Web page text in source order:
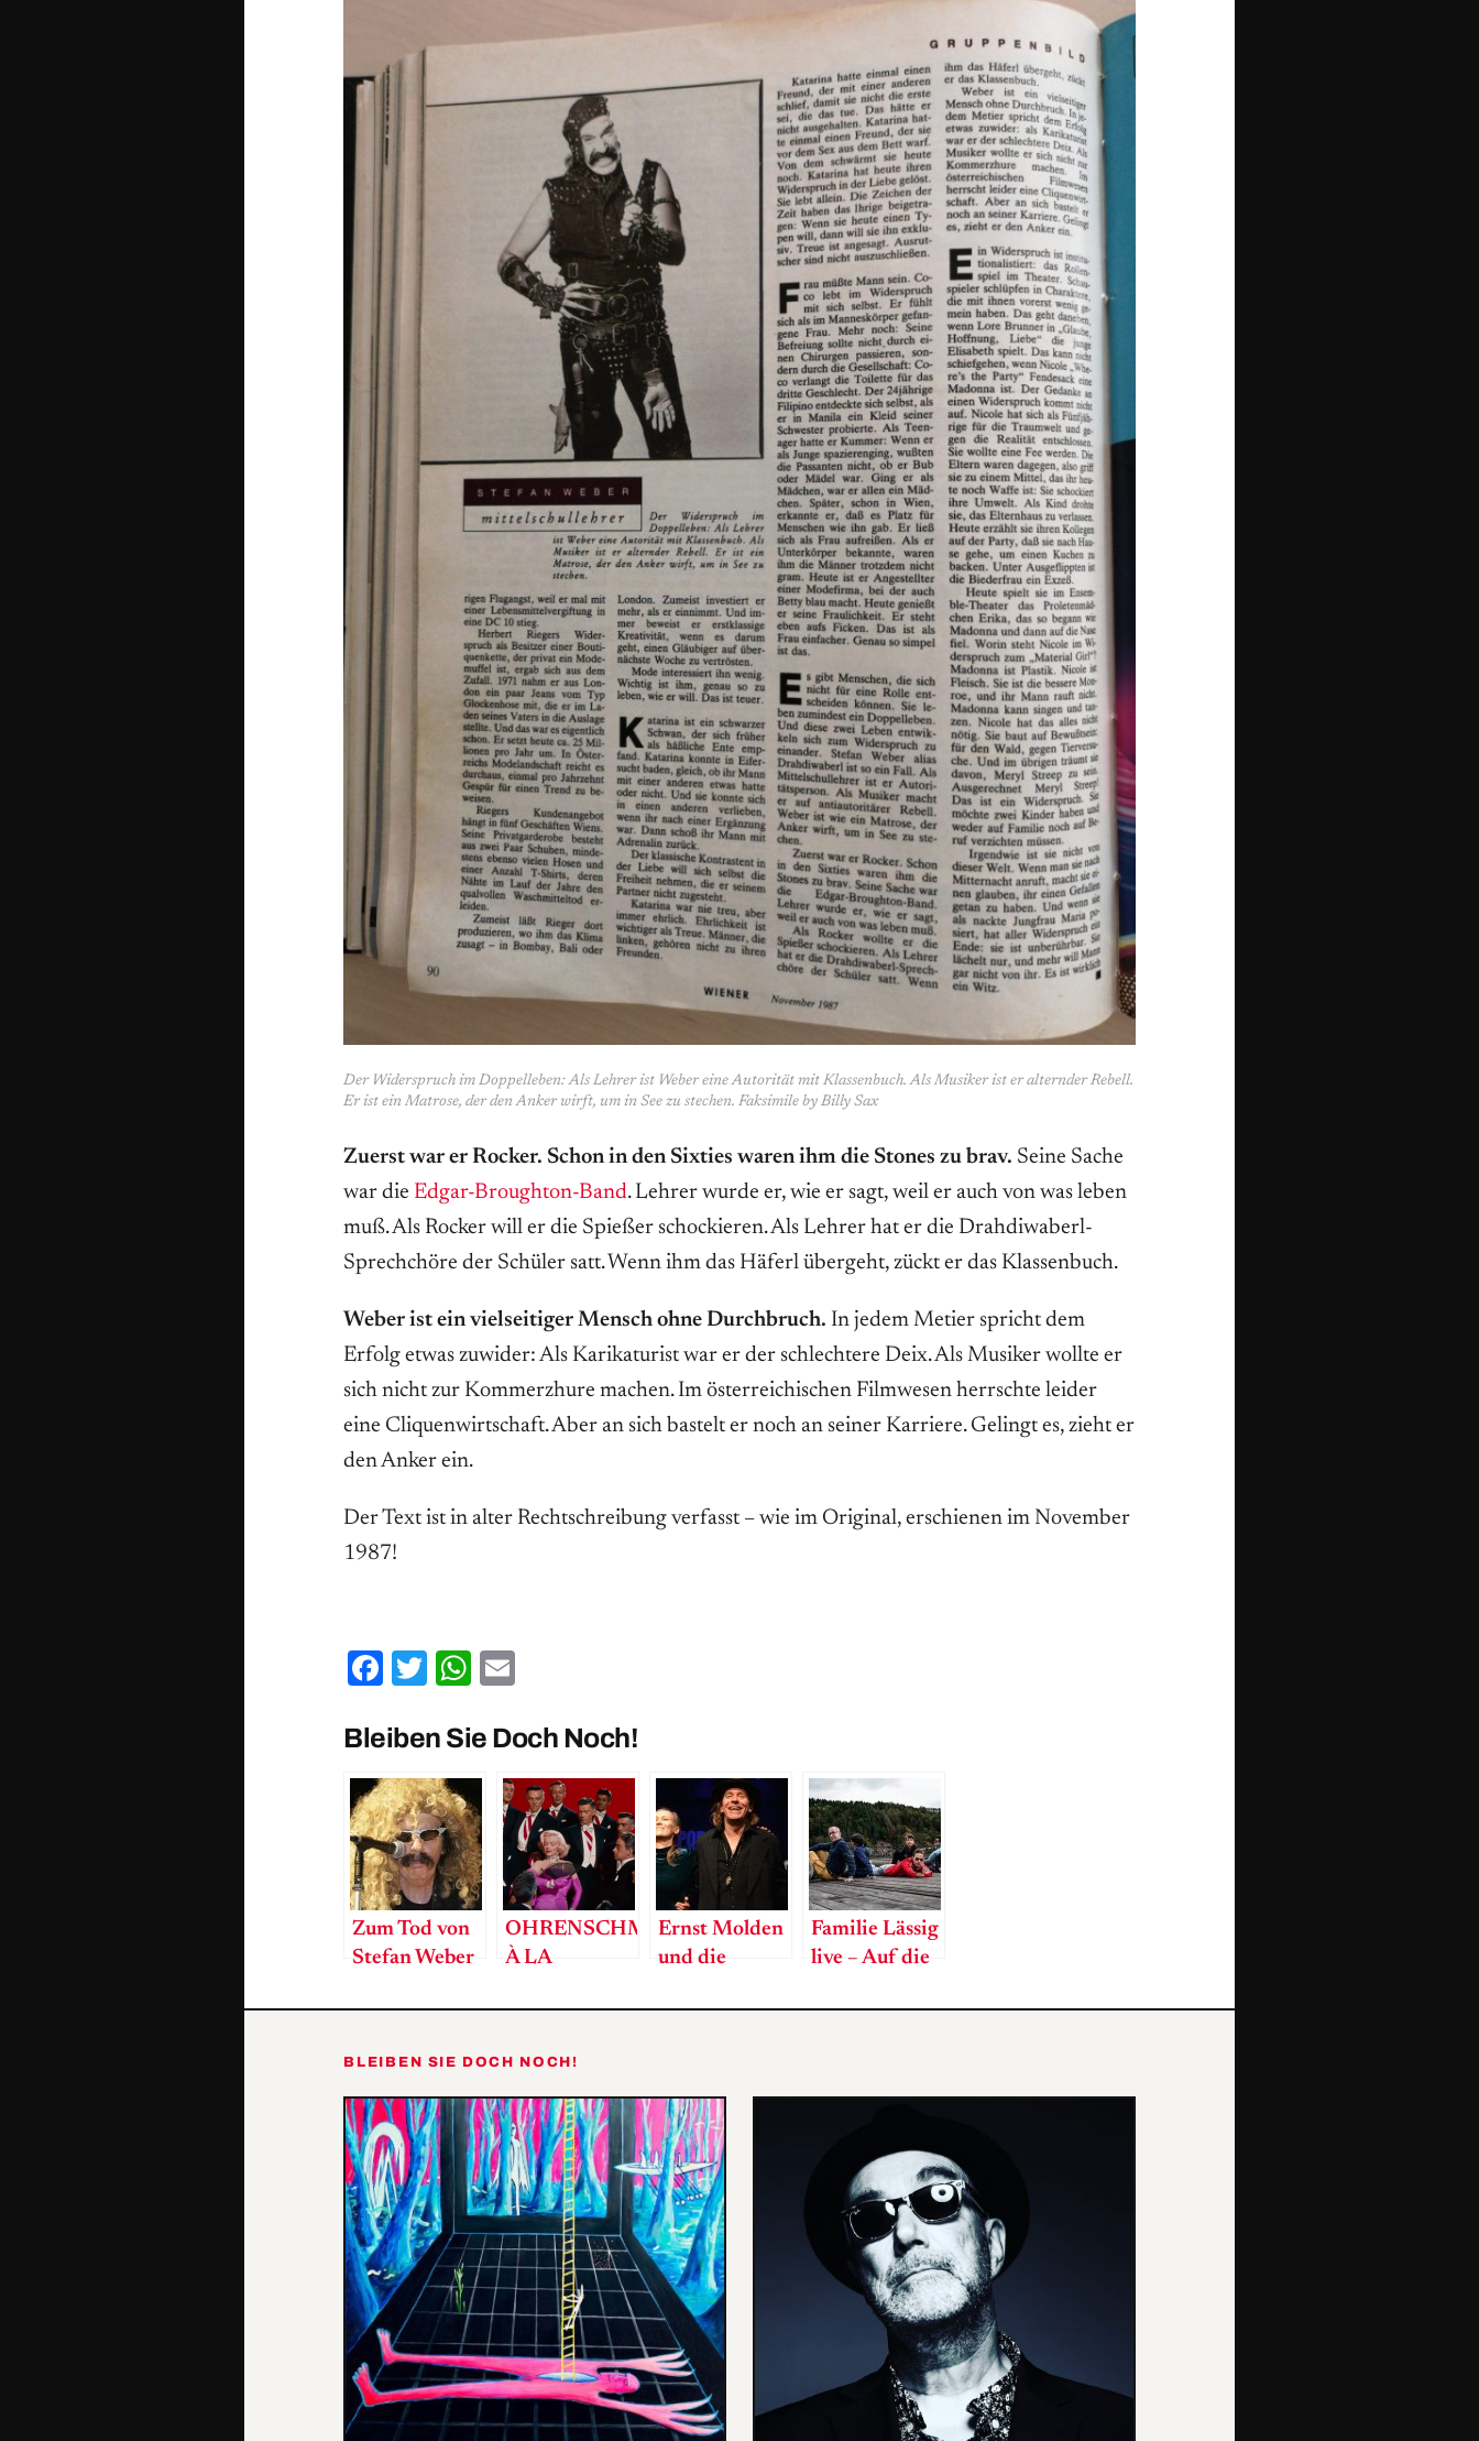
Der Widerspruch im Doppelleben: Als Lehrer ist Weber eine Autorität mit Klassenbuch. Als Musiker ist er alternder Rebell.
Er ist ein Matrose, der den Anker wirft, um in See zu stechen. Faksimile by Billy Sax
Zuerst war er Rocker. Schon in den Sixties waren ihm die Stones zu brav. Seine Sache
war die Edgar-Broughton-Band. Lehrer wurde er, wie er sagt, weil er auch von was leben
muß. Als Rocker will er die Spießer schockieren. Als Lehrer hat er die Drahdiwaberl-
Sprechchöre der Schüler satt. Wenn ihm das Häferl übergeht, zückt er das Klassenbuch.
Weber ist ein vielseitiger Mensch ohne Durchbruch. In jedem Metier spricht dem
Erfolg etwas zuwider: Als Karikaturist war er der schlechtere Deix. Als Musiker wollte er
sich nicht zur Kommerzhure machen. Im österreichischen Filmwesen herrschte leider
eine Cliquenwirtschaft. Aber an sich bastelt er noch an seiner Karriere. Gelingt es, zieht er
den Anker ein.
Der Text ist in alter Rechtschreibung verfasst – wie im Original, erschienen im November
1987!
Facebook
TwitterWhatsApp
Bleiben Sie Doch Noch!
Zum Tod von
Stefan Weber
Achter-Jahr
OHRENSCHMAUS
À LA
Ernst Molden
und die
Familie Lässig
live – Auf die
rein in den
BLEIBEN SIE DOCH NOCH!